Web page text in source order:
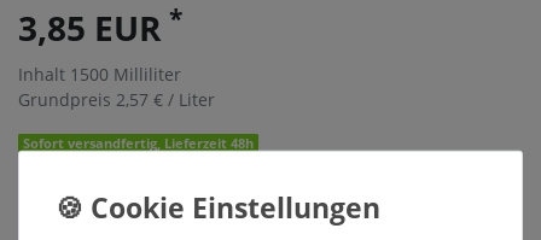
3,85 EUR *
Inhalt 1500 Milliliter
Grundpreis 2,57 € / Liter
Sofort versandfertig, Lieferzeit 48h
In den Warenkorb